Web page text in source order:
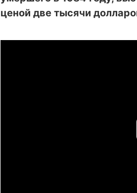
ценой две тысячи